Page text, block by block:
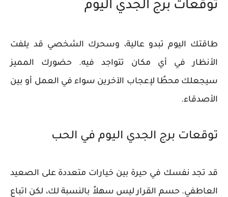
توقعات برج الجدي اليوم
طاقتك اليوم تبدو عالية، وسحرك الشخصي قد يلفت
الأنظار في أي مكان تتواجد فيه. حضورك المميز
سيجعلك محطًا لإعجاب الآخرين سواء في العمل أو بين
الأصدقاء.
توقعات برج الجدي اليوم في الحب
قد تجد نفسك في حيرة بين خيارات متعددة على الصعيد
العاطفي. حسم القرار ليس سهلاً بالنسبة لك، لكن اتباع